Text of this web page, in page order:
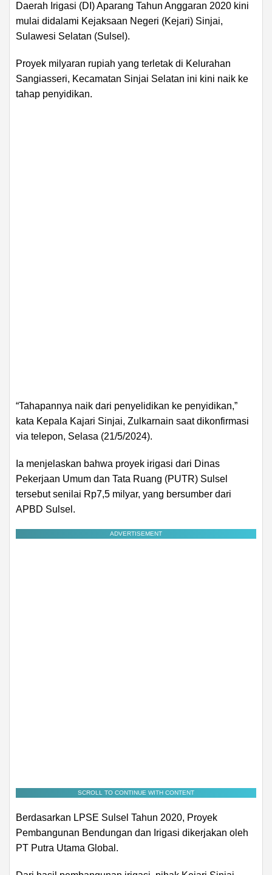
Daerah Irigasi (DI) Aparang Tahun Anggaran 2020 kini
mulai didalami Kejaksaan Negeri (Kejari) Sinjai,
Sulawesi Selatan (Sulsel).
Proyek milyaran rupiah yang terletak di Kelurahan
Sangiasseri, Kecamatan Sinjai Selatan ini kini naik ke
tahap penyidikan.
“Tahapannya naik dari penyelidikan ke penyidikan,”
kata Kepala Kajari Sinjai, Zulkarnain saat dikonfirmasi
via telepon, Selasa (21/5/2024).
Ia menjelaskan bahwa proyek irigasi dari Dinas
Pekerjaan Umum dan Tata Ruang (PUTR) Sulsel
tersebut senilai Rp7,5 milyar, yang bersumber dari
APBD Sulsel.
ADVERTISEMENT
SCROLL TO CONTINUE WITH CONTENT
Berdasarkan LPSE Sulsel Tahun 2020, Proyek
Pembangunan Bendungan dan Irigasi dikerjakan oleh
PT Putra Utama Global.